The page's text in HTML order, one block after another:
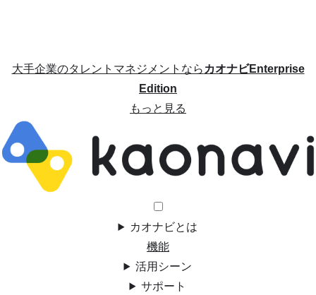
大手企業のタレントマネジメントならカオナビEnterprise
Edition
もっと見る
カオナビとは
機能
活用シーン
サポート